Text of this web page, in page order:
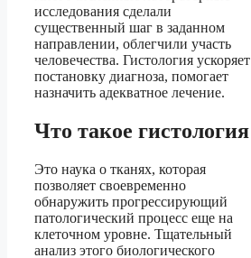
исследования сделали
существенный шаг в заданном
направлении, облегчили участь
человечества. Гистология ускоряет
постановку диагноза, помогает
назначить адекватное лечение.
Что такое гистология
Это наука о тканях, которая
позволяет своевременно
обнаружить прогрессирующий
патологический процесс еще на
клеточном уровне. Тщательный
анализ этого биологического